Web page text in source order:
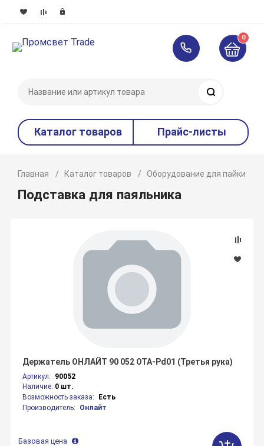
0
Каталог товаров Прайс-листы
Главная Каталог товаров Оборудование для пайки и
Подставка для паяльника
Артикул:
90052
Наличие: 0 шт.
Возможность заказа:
Есть
Производитель:
Онлайт
Держатель ОНЛАЙТ 90 052 OTA-Pd01 (Третья рука)
Базовая цена